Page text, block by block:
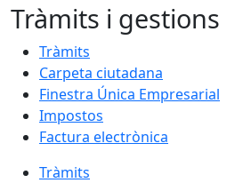
Tràmits i gestions
Tràmits
Carpeta ciutadana
Finestra Única Empresarial
Impostos
Factura electrònica
Tràmits